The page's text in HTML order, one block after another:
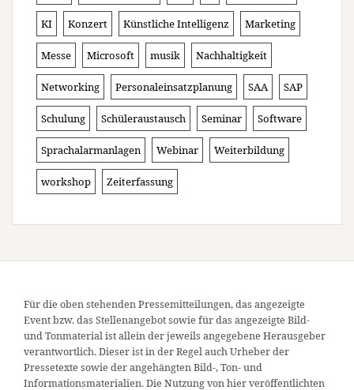
KI Konzert Künstliche Intelligenz Marketing
Messe Microsoft musik Nachhaltigkeit
Networking Personaleinsatzplanung SAA SAP
Schulung Schüleraustausch Seminar Software
Sprachalarmanlagen Webinar Weiterbildung
workshop Zeiterfassung
Für die oben stehenden Pressemitteilungen, das angezeigte
Event bzw. das Stellenangebot sowie für das angezeigte Bild-
und Tonmaterial ist allein der jeweils angegebene Herausgeber
verantwortlich. Dieser ist in der Regel auch Urheber der
Pressetexte sowie der angehängten Bild-, Ton- und
Informationsmaterialien. Die Nutzung von hier veröffentlichten